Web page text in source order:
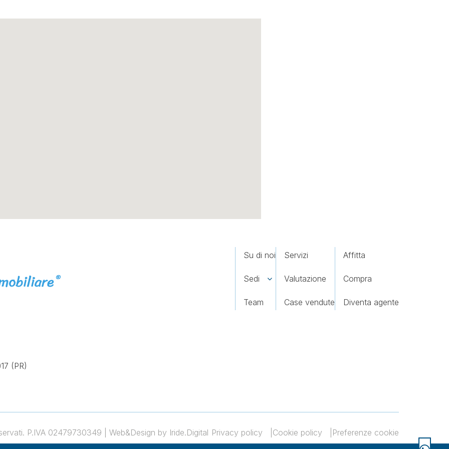
(PR)
Su di noi
Sedi
Team
Servizi
Valutazione
Case vendute
Affitta
Compra
Diventa agente
P.IVA 02479730349 | Web&Design by Iride.Digital Privacy policy Cookie policy Preferenze cookie